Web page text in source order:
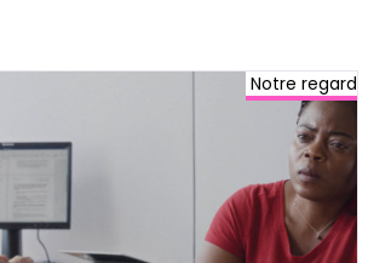
Notre regard